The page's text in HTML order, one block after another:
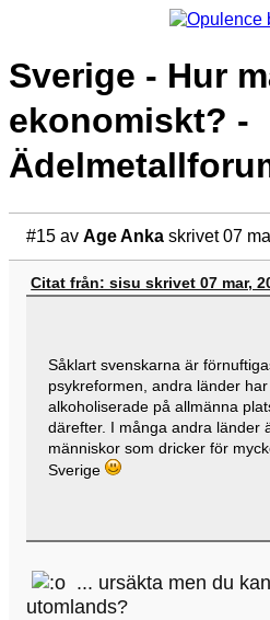
Sverige - Hur
ekonomiskt? -
#15 av Age Anka skrivet 07
Citat från: sisu skrivet 07 mar,
Såklart svenskarna är
psykreformen, andra länder
alkoholiserade på allmänna
därefter. I många andra länder
människor som dricker för
Sverige
... ursäkta men du
utomlands?